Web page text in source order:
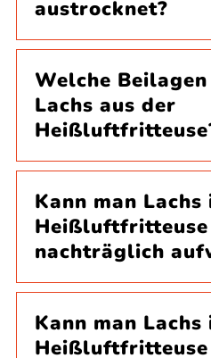
austrocknet?
Welche
Lachs aus der
Kann man Lachs
Heißluftfritteuse
nachträglich
Kann man Lachs
Heißluftfritteuse